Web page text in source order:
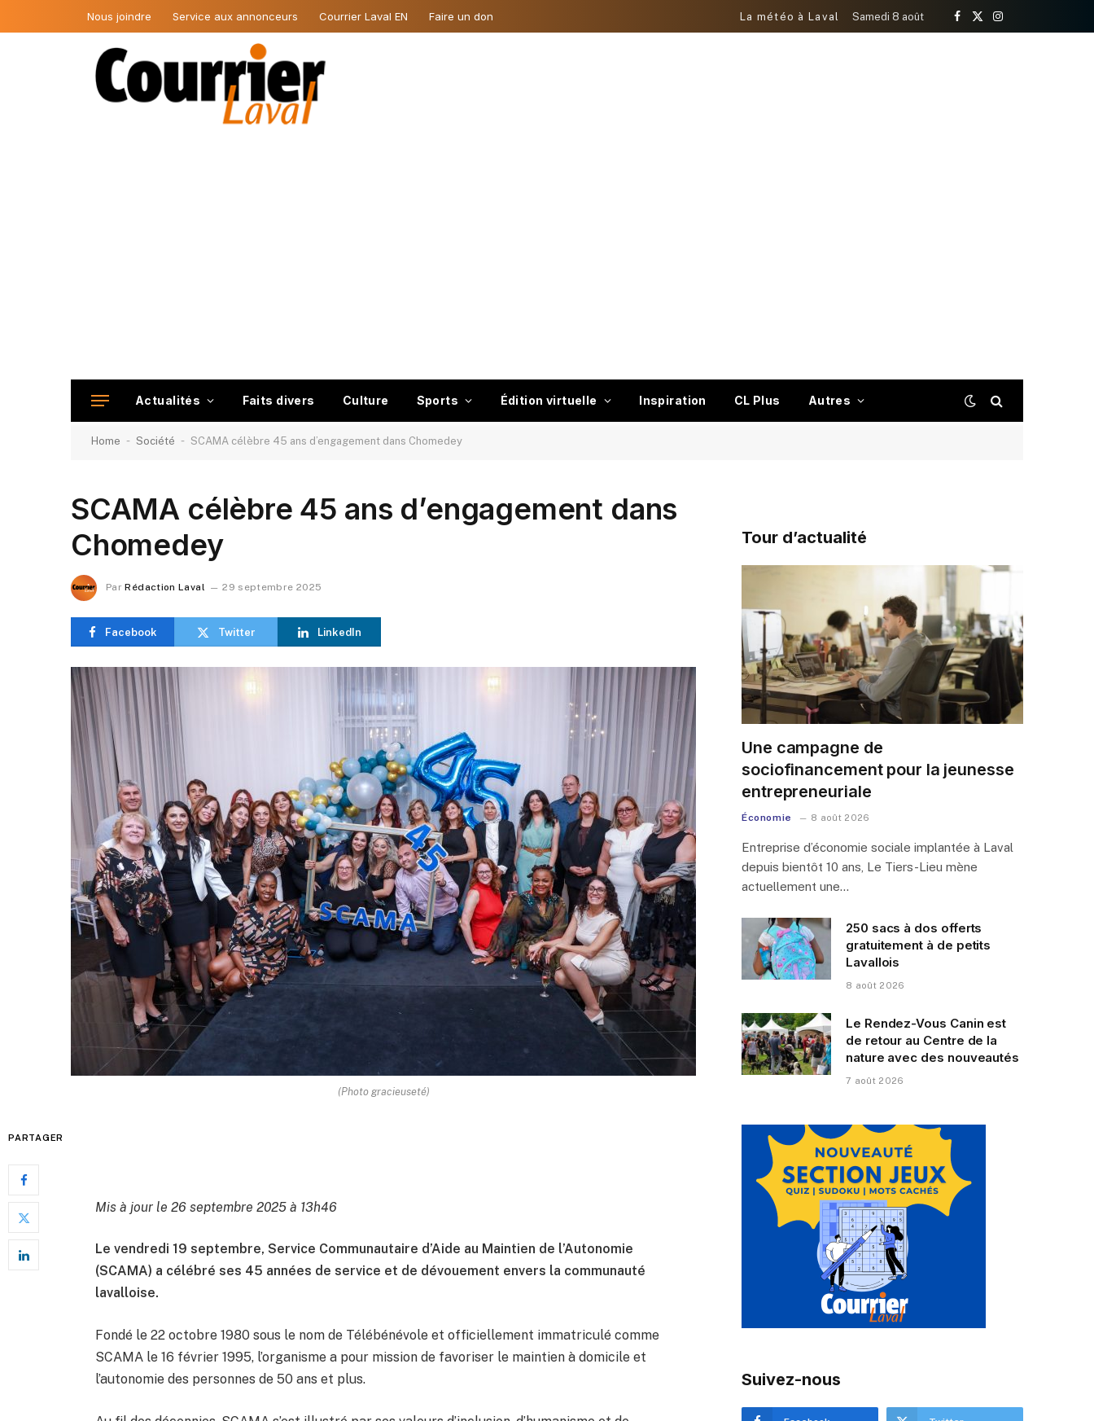
Nous joindre Service aux annonceurs Courrier Laval EN Faire un don La météo à Laval Samedi 8 août
Facebook
X
Instagram
Actualités Faits divers Culture Sports Édition virtuelle Inspiration CL Plus Autres
Home - Société - SCAMA célèbre 45 ans d’engagement dans Chomedey
SCAMA célèbre 45 ans d’engagement dans
Chomedey
Par Rédaction Laval 29 septembre 2025
Facebook Twitter LinkedIn
(Photo gracieuseté)
PARTAGER
Mis à jour le 26 septembre 2025 à 13h46
Le vendredi 19 septembre, Service Communautaire d’Aide au Maintien de l’Autonomie
(SCAMA) a célébré ses 45 années de service et de dévouement envers la communauté
lavalloise.
Fondé le 22 octobre 1980 sous le nom de Télébénévole et officiellement immatriculé comme
SCAMA le 16 février 1995, l’organisme a pour mission de favoriser le maintien à domicile et
l’autonomie des personnes de 50 ans et plus.
Tour d’actualité
Une campagne de
sociofinancement pour la jeunesse
entrepreneuriale
Économie 8 août 2026
Entreprise d’économie sociale implantée à Laval
depuis bientôt 10 ans, Le Tiers-Lieu mène
actuellement une…
250 sacs à dos offerts
gratuitement à de petits
Lavallois
8 août 2026
Le Rendez-Vous Canin est
de retour au Centre de la
nature avec des nouveautés
7 août 2026
Suivez-nous